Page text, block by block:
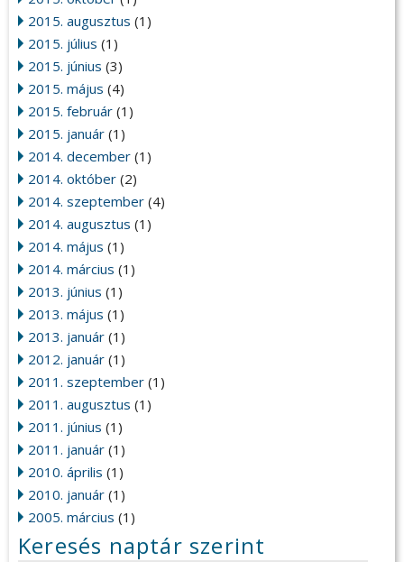
2015. augusztus (1)
2015. július (1)
2015. június (3)
2015. május (4)
2015. február (1)
2015. január (1)
2014. december (1)
2014. október (2)
2014. szeptember (4)
2014. augusztus (1)
2014. május (1)
2014. március (1)
2013. június (1)
2013. május (1)
2013. január (1)
2012. január (1)
2011. szeptember (1)
2011. augusztus (1)
2011. június (1)
2011. január (1)
2010. április (1)
2010. január (1)
2005. március (1)
Keresés naptár szerint